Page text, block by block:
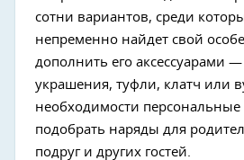
сотни вариантов, среди
непременно найдет свой
дополнить его аксессуарами
украшения, туфли, клатч или
необходимости персональные
подобрать наряды для
подруг и других гостей.